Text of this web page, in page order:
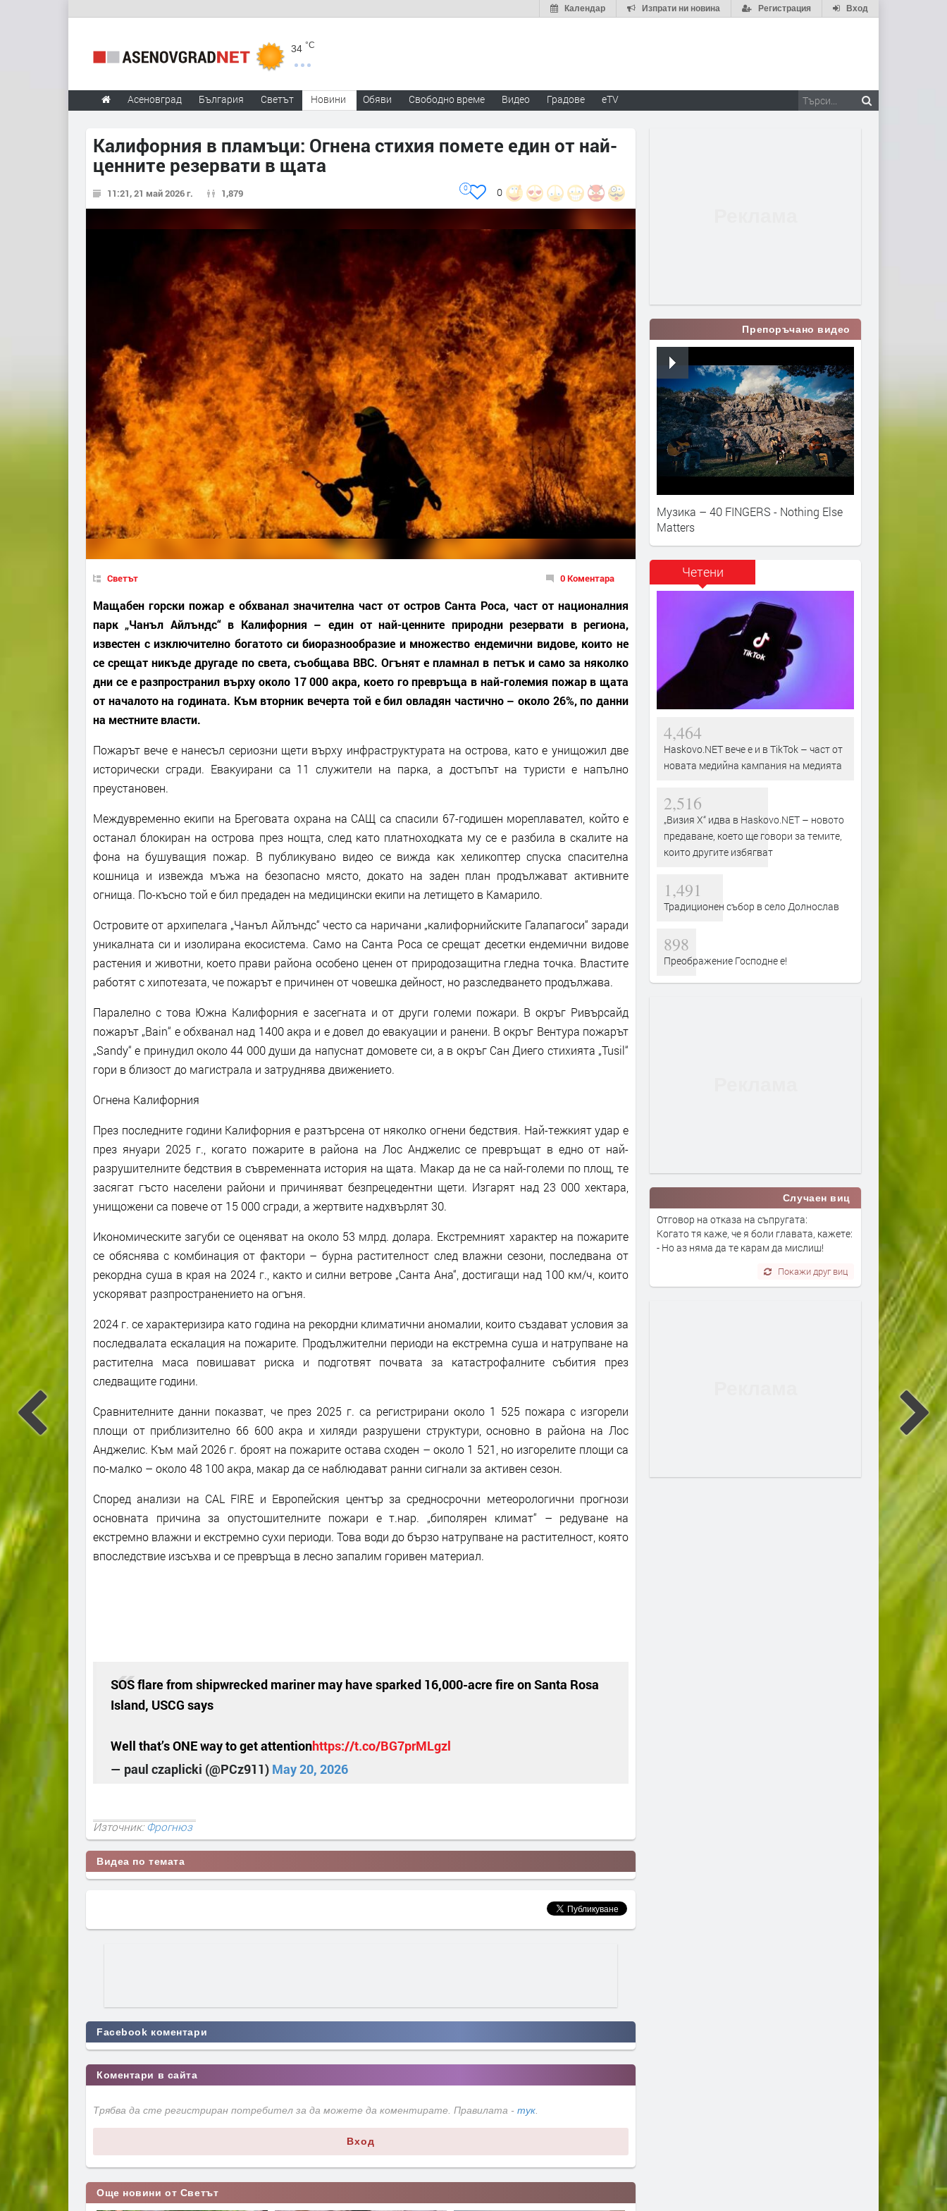
Вход
Регистрация
Изпрати ни новина
Календар
34 °C
Асеновград България Светът Новини Обяви Свободно време Видео Градове eTV
Калифорния в пламъци: Огнена стихия помете един от най-
ценните резервати в щата
11:21, 21 май 2026 г. 1,879 0
0
Светът 0 Коментара
Мащабен горски пожар е обхванал значителна част от остров Санта Роса, част от националния
парк „Чанъл Айлъндс“ в Калифорния – един от най-ценните природни резервати в региона,
известен с изключително богатото си биоразнообразие и множество ендемични видове, които не
се срещат никъде другаде по света, съобщава BBC. Огънят е пламнал в петък и само за няколко
дни се е разпространил върху около 17 000 акра, което го превръща в най-големия пожар в щата
от началото на годината. Към вторник вечерта той е бил овладян частично – около 26%, по данни
на местните власти.
Пожарът вече е нанесъл сериозни щети върху инфраструктурата на острова, като е унищожил две
исторически сгради. Евакуирани са 11 служители на парка, а достъпът на туристи е напълно
преустановен.
Междувременно екипи на Бреговата охрана на САЩ са спасили 67-годишен мореплавател, който е
останал блокиран на острова през нощта, след като платноходката му се е разбила в скалите на
фона на бушуващия пожар. В публикувано видео се вижда как хеликоптер спуска спасителна
кошница и извежда мъжа на безопасно място, докато на заден план продължават активните
огнища. По-късно той е бил предаден на медицински екипи на летището в Камарило.
Островите от архипелага „Чанъл Айлъндс“ често са наричани „калифорнийските Галапагоси“ заради
уникалната си и изолирана екосистема. Само на Санта Роса се срещат десетки ендемични видове
растения и животни, което прави района особено ценен от природозащитна гледна точка. Властите
работят с хипотезата, че пожарът е причинен от човешка дейност, но разследването продължава.
Паралелно с това Южна Калифорния е засегната и от други големи пожари. В окръг Ривърсайд
пожарът „Bain“ е обхванал над 1400 акра и е довел до евакуации и ранени. В окръг Вентура пожарът
„Sandy“ е принудил около 44 000 души да напуснат домовете си, а в окръг Сан Диего стихията „Tusil“
гори в близост до магистрала и затруднява движението.
Огнена Калифорния
През последните години Калифорния е разтърсена от няколко огнени бедствия. Най-тежкият удар е
през януари 2025 г., когато пожарите в района на Лос Анджелис се превръщат в едно от най-
разрушителните бедствия в съвременната история на щата. Макар да не са най-големи по площ, те
засягат гъсто населени райони и причиняват безпрецедентни щети. Изгарят над 23 000 хектара,
унищожени са повече от 15 000 сгради, а жертвите надхвърлят 30.
Икономическите загуби се оценяват на около 53 млрд. долара. Екстремният характер на пожарите
се обяснява с комбинация от фактори – бурна растителност след влажни сезони, последвана от
рекордна суша в края на 2024 г., както и силни ветрове „Санта Ана“, достигащи над 100 км/ч, които
ускоряват разпространението на огъня.
2024 г. се характеризира като година на рекордни климатични аномалии, които създават условия за
последвалата ескалация на пожарите. Продължителни периоди на екстремна суша и натрупване на
растителна маса повишават риска и подготвят почвата за катастрофалните събития през
следващите години.
Сравнителните данни показват, че през 2025 г. са регистрирани около 1 525 пожара с изгорели
площи от приблизително 66 600 акра и хиляди разрушени структури, основно в района на Лос
Анджелис. Към май 2026 г. броят на пожарите остава сходен – около 1 521, но изгорелите площи са
по-малко – около 48 100 акра, макар да се наблюдават ранни сигнали за активен сезон.
Според анализи на CAL FIRE и Европейския център за средносрочни метеорологични прогнози
основната причина за опустошителните пожари е т.нар. „биполярен климат“ – редуване на
екстремно влажни и екстремно сухи периоди. Това води до бързо натрупване на растителност, която
впоследствие изсъхва и се превръща в лесно запалим горивен материал.
SOS flare from shipwrecked mariner may have sparked 16,000-acre fire on Santa Rosa
Island, USCG says
Well that’s ONE way to get attentionhttps://t.co/BG7prMLgzl
— paul czaplicki (@PCz911) May 20, 2026
Източник:Фрогнюз
Видеа по темата
Facebook коментари
Коментари в сайта
Трябва да сте регистриран потребител за да можете да коментирате. Правилата - тук.
Вход
Още новини от Светът
Препоръчано видео
Музика – 40 FINGERS - Nothing Else
Matters
Четени
4,464
Haskovo.NET вече е и в TikTok – част от
новата медийна кампания на медията
2,516
„Визия Х“ идва в Haskovo.NET – новото
предаване, което ще говори за темите,
които другите избягват
1,491
Традиционен събор в село Долнослав
898
Преображение Господне е!
Случаен виц
Отговор на отказа на съпругата:
Когато тя каже, че я боли главата, кажете:
- Но аз няма да те карам да мислиш!
Покажи друг виц